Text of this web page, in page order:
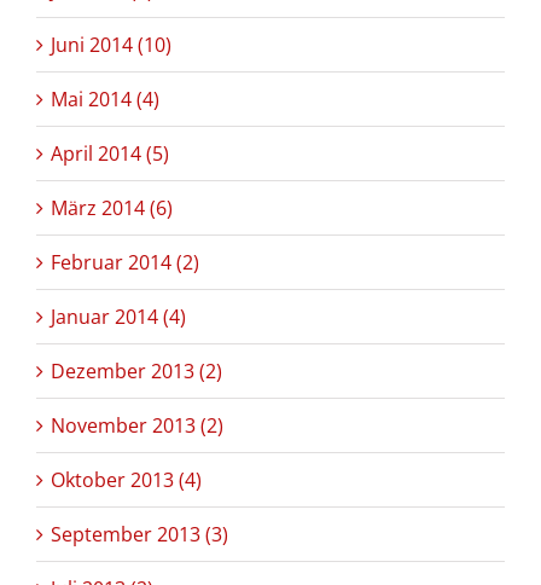
Juni 2014 (10)
Mai 2014 (4)
April 2014 (5)
März 2014 (6)
Februar 2014 (2)
Januar 2014 (4)
Dezember 2013 (2)
November 2013 (2)
Oktober 2013 (4)
September 2013 (3)